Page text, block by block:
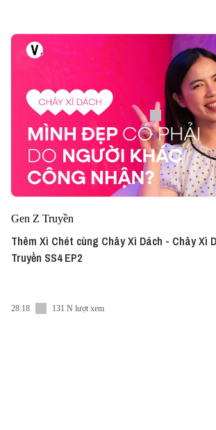
Gen Z Truyền
Thêm Xì Chét cùng Chây Xì Dách - Chây Xì
Truyền SS4 EP2
28:18 131 N lượt xem